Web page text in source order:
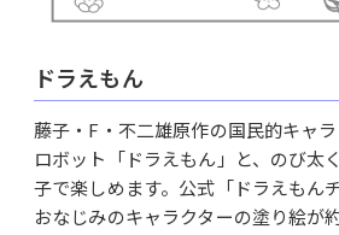
ドラえもん
藤子・F・不二雄原作の国民的キャ
ロボット「ドラえもん」と、のび太
子で楽しめます。公式「ドラえもん
おなじみのキャラクターの塗り絵が